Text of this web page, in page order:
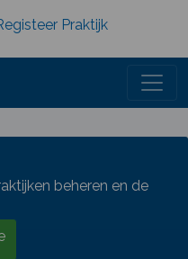
Praktijk
beheren en de